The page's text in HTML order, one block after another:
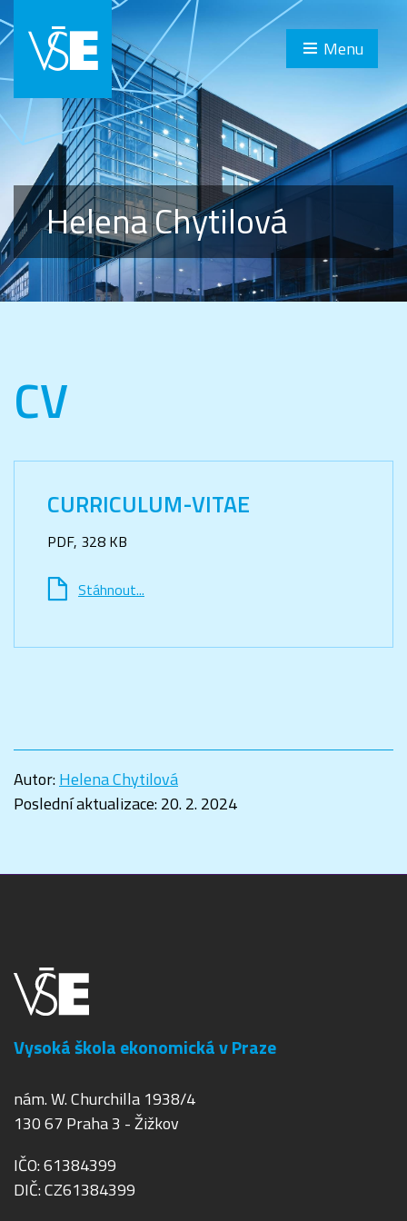
Helena Chytilová
Menu
CV
CURRICULUM-VITAE
PDF, 328 KB
Stáhnout...
Autor:Helena Chytilová
Poslední aktualizace:20. 2. 2024
Vysoká škola ekonomická v Praze
nám. W. Churchilla 1938/4
130 67 Praha 3 - Žižkov
IČO: 61384399
DIČ: CZ61384399